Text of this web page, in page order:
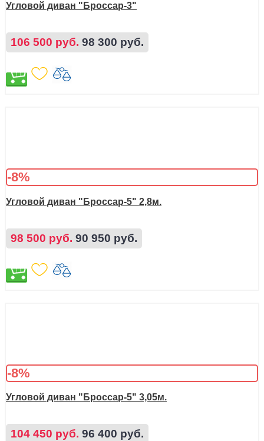
Угловой диван "Броссар-3"
106 500 руб. 98 300 руб.
-8%
Угловой диван "Броссар-5" 2,8м.
98 500 руб. 90 950 руб.
-8%
Угловой диван "Броссар-5" 3,05м.
104 450 руб. 96 400 руб.